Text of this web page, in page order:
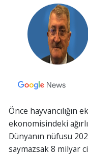
Önce hayvancılığın
ekonomisindeki
Dünyanın nüfusu
saymazsak 8 milyar